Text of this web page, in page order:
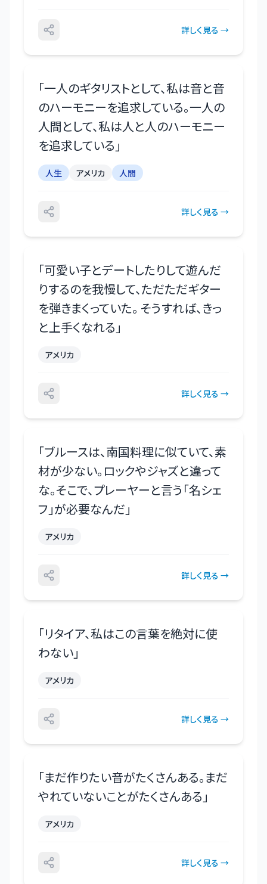
詳しく見る →
「一人のギタリストとして、私は音と音
のハーモニーを追求している。一人の
人間として、私は人と人のハーモニー
を追求している 」
人生 アメリカ 人間
詳しく見る →
「可愛い子とデートしたりして遊んだ
りするのを我慢して、ただただギター
を弾きまくっていた。 そうすれば、きっ
と上手くなれる 」
アメリカ
詳しく見る →
「ブルースは、南国料理に似ていて、素
材が少ない。ロックやジャズと違って
な。そこで、プレーヤーと言う「名シェ
フ」が必要なんだ 」
アメリカ
詳しく見る →
「リタイア、私はこの言葉を絶対に使
わない」
アメリカ
詳しく見る →
「まだ作りたい音がたくさんある。まだ
やれていないことがたくさんある 」
アメリカ
詳しく見る →